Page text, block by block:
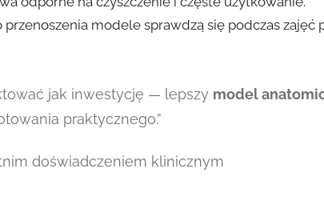
modele sprawdzą się podczas zajęć
jak inwestycję — lepszy model
praktycznego.”
doświadczeniem klinicznym